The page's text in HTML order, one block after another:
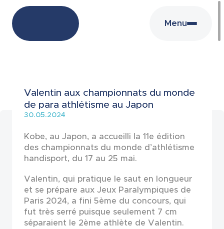
Menu
Actualités
Valentin aux championnats du monde
de para athlétisme au Japon
30.05.2024
Kobe, au Japon, a accueilli la 11e édition
des championnats du monde d’athlétisme
handisport, du 17 au 25 mai.
Valentin, qui pratique le saut en longueur
et se prépare aux Jeux Paralympiques de
Paris 2024, a fini 5ème du concours, qui
fut très serré puisque seulement 7 cm
séparaient le 2ème athlète de Valentin.